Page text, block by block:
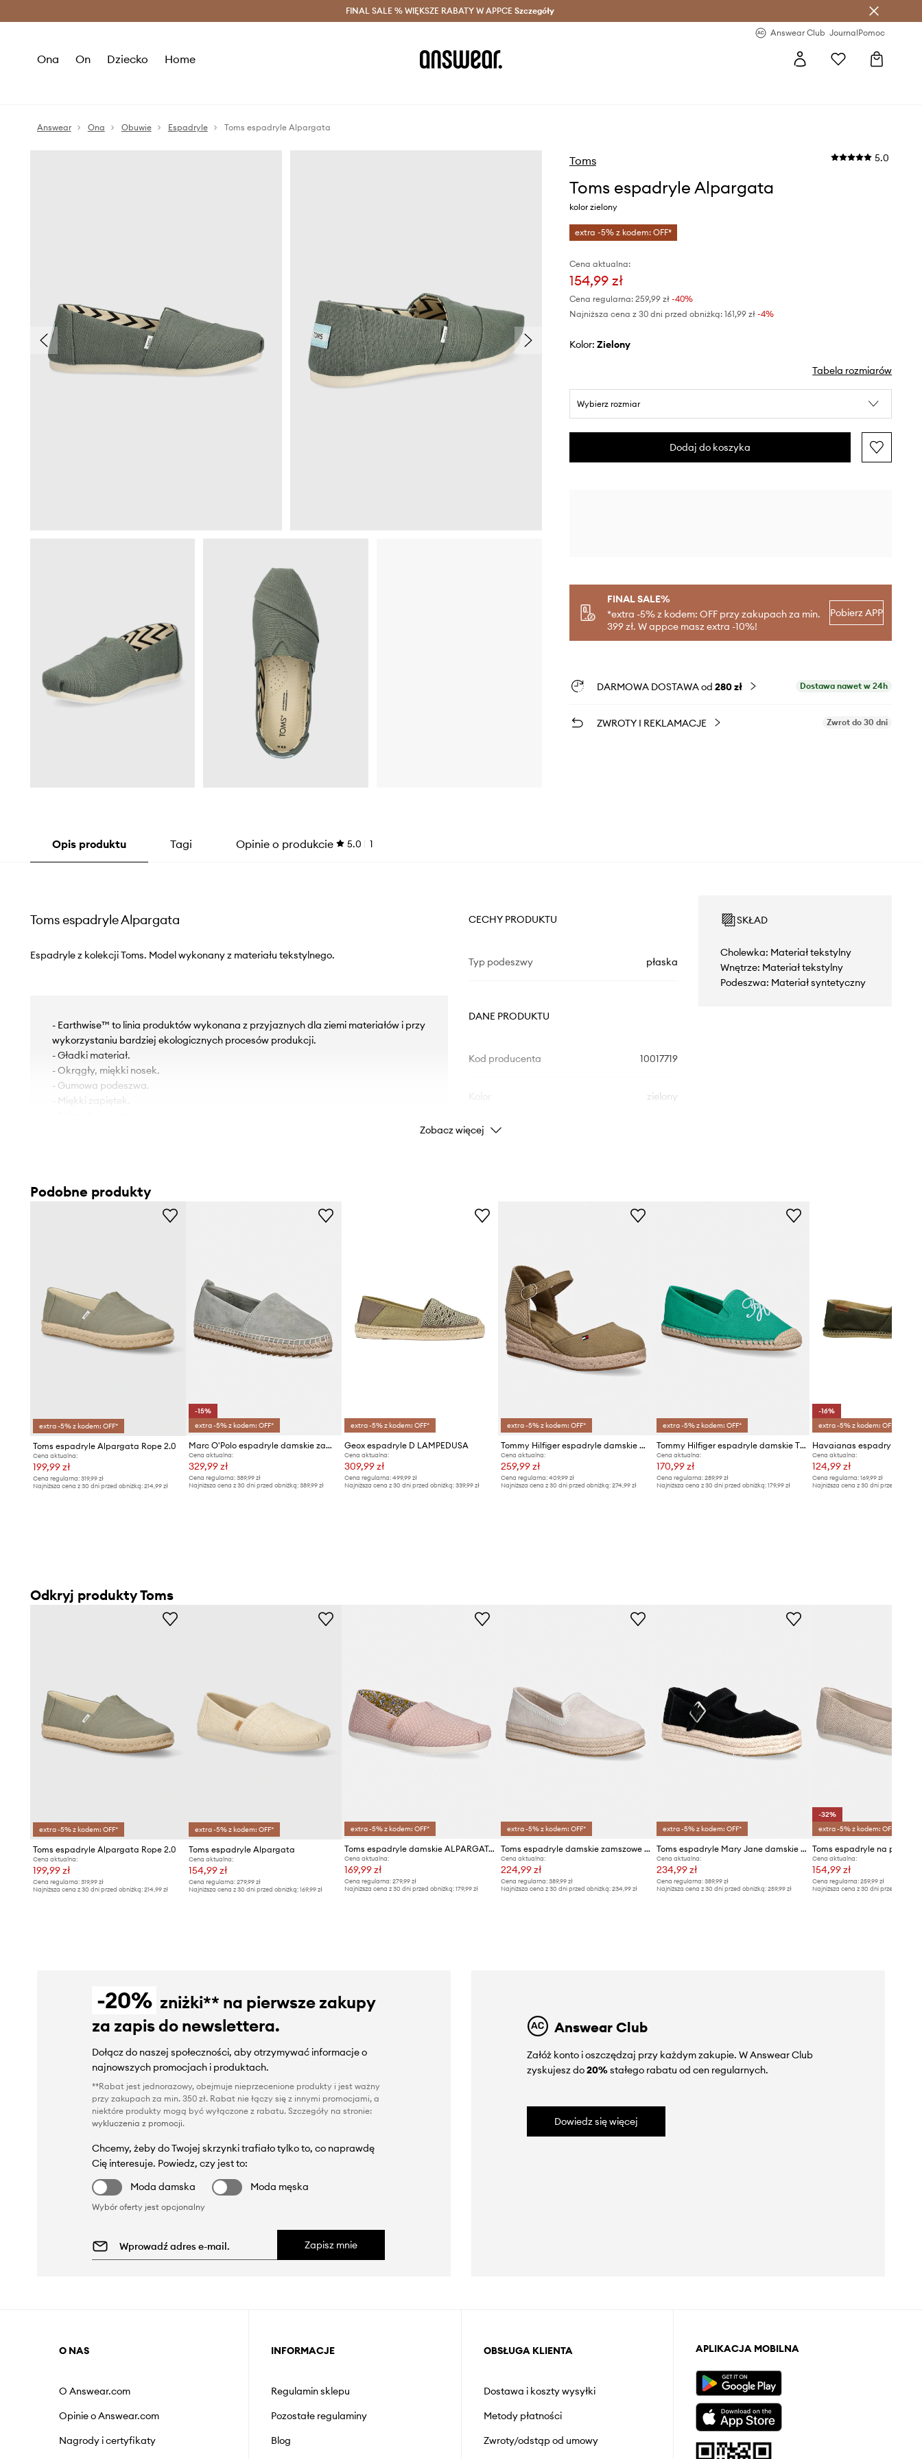
Oszczędzaj z Answear Club > Dostawa nawet w 24h >
FINAL SALE % WIĘKSZE RABATY W APPCE Szczegóły
Answear Club JournalPomoc
Ona On Dziecko Home
Answear Ona Obuwie Espadryle Toms espadryle Alpargata
Toms 5.0
Toms espadryle Alpargata
kolor zielony
extra -5% z kodem: OFF*
Cena aktualna:
154,99 zł
Cena regularna: 259,99 zł-40%
Najniższa cena z 30 dni przed obniżką: 161,99 zł -4%
Kolor: zielony
Tabela rozmiarów
Wybierz rozmiar
Dodaj do koszyka
FINAL SALE%
*extra -5% z kodem: OFF przy zakupach za min.
399 zł. W appce masz extra -10%!
Pobierz APP
DARMOWA DOSTAWA od 280 zł Dostawa nawet w 24h
ZWROTY I REKLAMACJE Zwrot do 30 dni
Opis produktu Tagi Opinie o produkcie 5.0 1
Toms espadryle Alpargata
Espadryle z kolekcji Toms. Model wykonany z materiału tekstylnego.
- Earthwise™ to linia produktów wykonana z przyjaznych dla ziemi materiałów i przy
wykorzystaniu bardziej ekologicznych procesów produkcji.
- Gładki materiał.
- Okrągły, miękki nosek.
- Gumowa podeszwa.
- Miękki zapiętek.
CECHY PRODUKTU
Typ podeszwy płaska
DANE PRODUKTU
Kod producenta 10017719
zielony
Marka
ID Produktu
SKŁAD
Cholewka: Materiał tekstylny
Wnętrze: Materiał tekstylny
Podeszwa: Materiał syntetyczny
Zobacz więcej
Podobne produkty
extra -5% z kodem: OFF*
Toms espadryle Alpargata Rope 2.0
Cena aktualna:
199,99 zł
Cena regularna: 319,99 zł
Najniższa cena z 30 dni przed obniżką: 214,99 zł
-15%
extra -5% z kodem: OFF*
Marc O'Polo espadryle damskie zamszowe Gem 6B
Cena aktualna:
329,99 zł
Cena regularna:389,99 zł
Najniższa cena z 30 dni przed obniżką:389,99 zł
extra -5% z kodem: OFF*
Geox espadryle D LAMPEDUSA
Cena aktualna:
309,99 zł
Cena regularna: 499,99 zł
Najniższa cena z 30 dni przed obniżką: 339,99 zł
extra -5% z kodem: OFF*
Tommy Hilfiger espadryle damskie MID WEDGE ESPAD CLOSED TOE
Cena aktualna:
259,99 zł
Cena regularna: 409,99 zł
Najniższa cena z 30 dni przed obniżką: 274,99 zł
extra -5% z kodem: OFF*
Tommy Hilfiger espadryle damskie TH SCRIPT SUMMER ESPADRILLE
Cena aktualna:
170,99 zł
Cena regularna:289,99 zł
Najniższa cena z 30 dni przed obniżką:179,99 zł
-16%
extra -5% z kodem: OFF*
Havaianas espadryle
Cena aktualna:
124,99 zł
Cena regularna: 169,99 zł
Najniższa cena z 30 dni przed obniżką:
Odkryj produkty Toms
extra -5% z kodem: OFF*
Toms espadryle Alpargata Rope 2.0
Cena aktualna:
199,99 zł
Cena regularna: 319,99 zł
Najniższa cena z 30 dni przed obniżką: 214,99 zł
extra -5% z kodem: OFF*
Toms espadryle Alpargata
Cena aktualna:
154,99 zł
Cena regularna:279,99 zł
Najniższa cena z 30 dni przed obniżką:169,99 zł
extra -5% z kodem: OFF*
Toms espadryle damskie ALPARGATA CLASSIC
Cena aktualna:
169,99 zł
Cena regularna: 279,99 zł
Najniższa cena z 30 dni przed obniżką: 179,99 zł
extra -5% z kodem: OFF*
Toms espadryle damskie zamszowe CAROLINA
Cena aktualna:
224,99 zł
Cena regularna: 389,99 zł
Najniższa cena z 30 dni przed obniżką: 234,99 zł
extra -5% z kodem: OFF*
Toms espadryle Mary Jane damskie zamszowe CAROLINA MARY JANE
Cena aktualna:
234,99 zł
Cena regularna:389,99 zł
Najniższa cena z 30 dni przed obniżką:259,99 zł
-32%
extra -5% z kodem: OFF*
Cena aktualna:
154,99 zł
Cena regularna: 259,99 zł
Najniższa cena z 30 dni przed obniżką:
-20% zniżki** na pierwsze zakupy
za zapis do newslettera.
Dołącz do naszej społeczności, aby otrzymywać informacje o
najnowszych promocjach i produktach.
**Rabat jest jednorazowy, obejmuje nieprzecenione produkty i jest ważny
przy zakupach za min. 350 zł. Rabat nie łączy się z innymi promocjami, a
niektóre produkty mogą być wyłączone z rabatu. Szczegóły na stronie:
wykluczenia z promocji.
Chcemy, żeby do Twojej skrzynki trafiało tylko to, co naprawdę
Cię interesuje. Powiedz, czy jest to:
Moda damska
Moda męska
Wybór oferty jest opcjonalny
Zapisz mnie
Answear Club
Załóż konto i oszczędzaj przy każdym zakupie. W Answear Club
zyskujesz do20%stałego rabatu od cen regularnych.
Dowiedz się więcej
O NAS
O Answear.com
Opinie o Answear.com
Nagrody i certyfikaty
INFORMACJE
Regulamin sklepu
Pozostałe regulaminy
Blog
OBSŁUGA KLIENTA
Dostawa i koszty wysyłki
Metody płatności
Zwroty/odstąp od umowy
APLIKACJA MOBILNA